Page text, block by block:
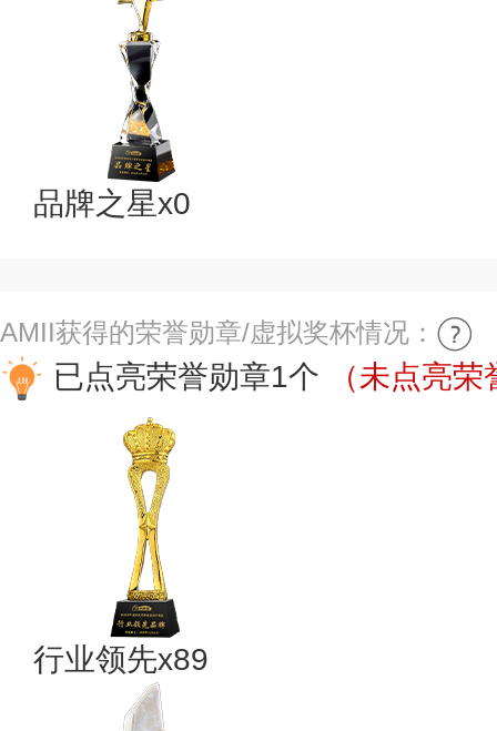
品牌之星x0
AMII获得的荣誉勋章/虚拟奖杯情况：
已点亮荣誉勋章1个 （未点亮
行业领先x89